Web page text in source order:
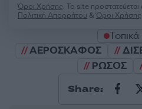
Όροι Χρήσης. Το site
Πολιτική Απορρήτου &Όροι Χρήσης
ΑΕΡΟΣΚΑΦΟΣ
ΡΩΣΟΣ
Share: